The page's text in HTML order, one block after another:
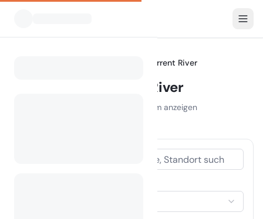
Current River
Camping Current River
Campingplätze im Umkreis von 30 km anzeigen